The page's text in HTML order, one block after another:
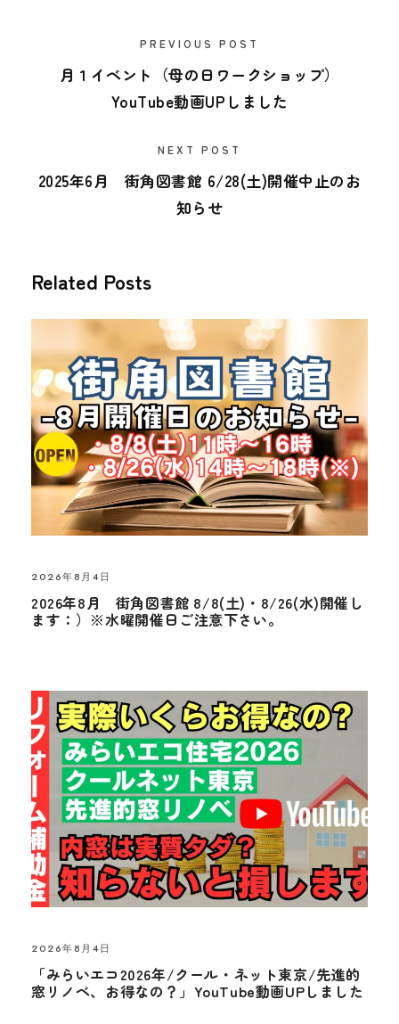
PREVIOUS POST
月１イベント（母の日ワークショップ）
YouTube動画UPしました
NEXT POST
2025年6月 街角図書館 6/28(土)開催中止のお
知らせ
Related Posts
2026年8月4日
2026年8月 街角図書館 8/8(土)・8/26(水)開催し
ます：）※水曜開催日ご注意下さい。
2026年8月4日
「みらいエコ2026年/クール・ネット東京/先進的
窓リノベ、お得なの？」YouTube動画UPしました